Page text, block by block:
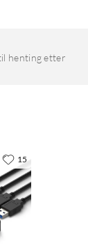
henting etter
15